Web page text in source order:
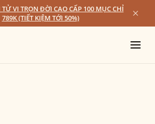
VI TRỌN ĐỜI CAO CẤP 100 MỤC CHỈ
789K (TIẾT KIỆM TỚI 50%)